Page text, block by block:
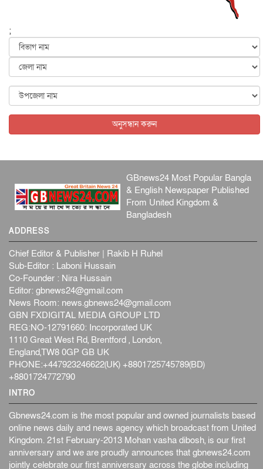
৫ আগস্ট, ২০২৬
হরমুজ নিয়ে ইরান-মার্কিন চুক্তি হতে পারে আজ : মার্কিন অর্থমন...
আন্তর্জাতিক ৫ আগস্ট, ২০২৬
পৃথিবীর দিকে আসছে বিধ্বংসী বস্তু, পারমাণবিক বোমা দিয়ে করা
ব্...
;
অনুসন্ধান করুন
GBnews24 Most Popular Bangla
& English Newspaper Published
From United Kingdom &
Bangladesh
ADDRESS
Chief Editor & Publisher | Rakib H Ruhel
Sub-Editor : Laboni Hussain
Co-Founder : Nira Hussain
Editor: gbnews24@gmail.com
News Room: news.gbnews24@gmail.com
GBN FXDIGITAL MEDIA GROUP LTD
REG:NO-12791660: Incorporated UK
1110 Great West Rd, Brentford , London,
England,TW8 0GP GB UK
PHONE:+447923246622(UK) +8801725745789(BD)
+8801724772790
INTRO
Gbnews24.com is the most popular and owned journalists based
online news daily and news agency which broadcast from United
Kingdom. 21st February-2013 Mohan vasha dibosh, is our first
anniversary and we are proudly announces that gbnews24.com
jointly celebrate our first anniversary across the globe including